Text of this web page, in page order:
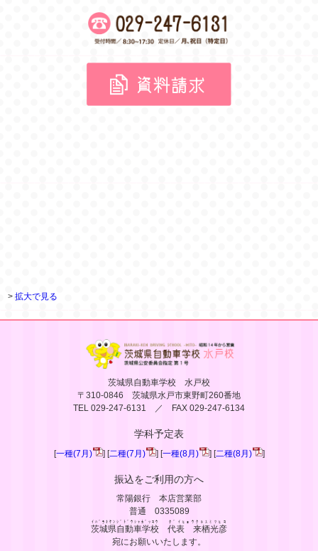
>拡大で見る
茨城県自動車学校 水戸校
〒310-0846 茨城県水戸市東野町260番地
TEL 029-247-6131 ／ FAX 029-247-6134
学科予定表
[一種(7月) ] [二種(7月) ] [一種(8月) ] [二種(8月) ]
振込をご利用の方へ
常陽銀行 本店営業部
普通 0335089
茨城県自動車学校
ｲﾊﾞﾗｷｹﾝｼﾞﾄﾞｳｼｬｶﾞｯｺｳ
代表 来栖光彦
ﾀﾞｲﾋｮｳｸﾙｽﾐﾂﾋｺ
宛にお願いいたします。